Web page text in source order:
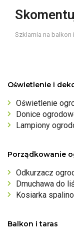
Szklarnia na balkon
Oświetlenie i
Oświetlenie
Donice
Lampiony
Porządkowanie
Odkurzacz
Dmuchawa do
Kosiarka
Balkon i taras